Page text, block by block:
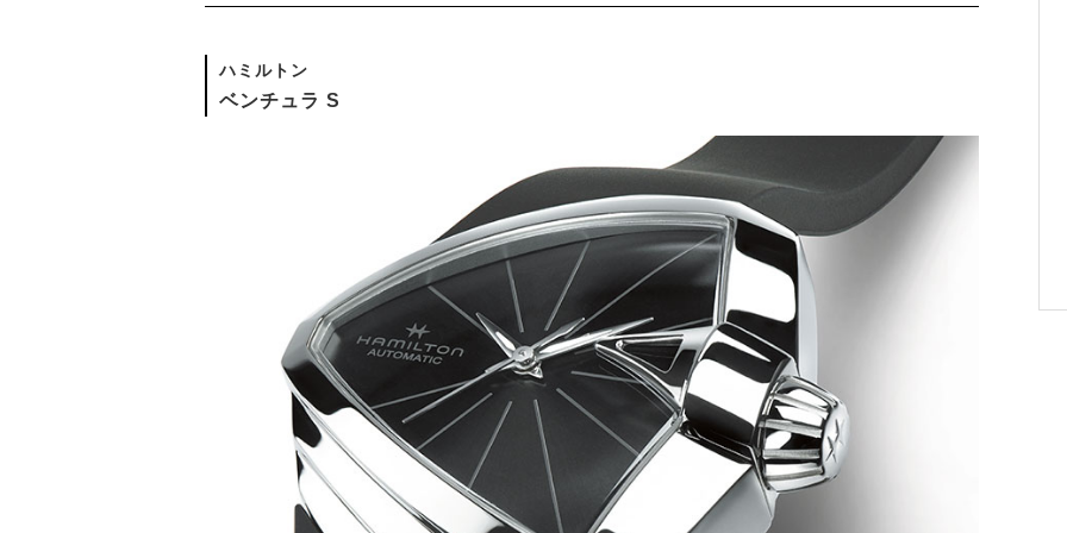
ハミルトン
ベンチュラ S